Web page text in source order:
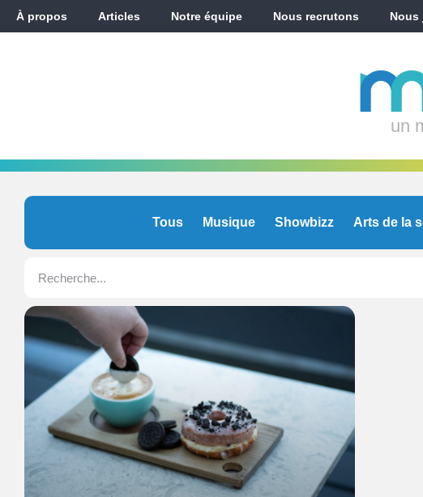
À propos Articles Notre équipe Nous recrutons Nous
un
Tous Musique Showbizz Arts de la